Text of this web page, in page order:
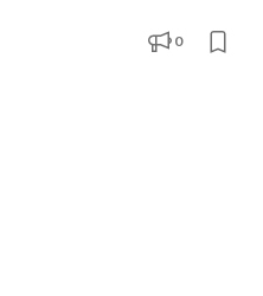
人の裁量を最大限活かしつ
・世界中の人の心を掴むよう
0